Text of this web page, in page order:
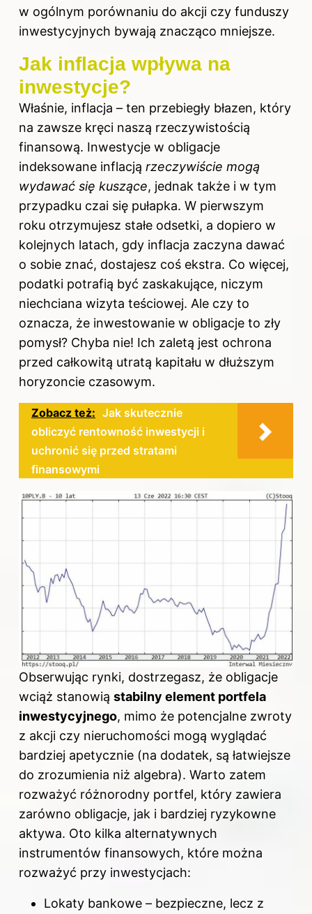
w ogólnym porównaniu do akcji czy funduszy
inwestycyjnych bywają znacząco mniejsze.
Jak inflacja wpływa na
inwestycje?
Właśnie, inflacja – ten przebiegły błazen, który
na zawsze kręci naszą rzeczywistością
finansową. Inwestycje w obligacje
indeksowane inflacją rzeczywiście mogą
wydawać się kuszące, jednak także i w tym
przypadku czai się pułapka. W pierwszym
roku otrzymujesz stałe odsetki, a dopiero w
kolejnych latach, gdy inflacja zaczyna dawać
o sobie znać, dostajesz coś ekstra. Co więcej,
podatki potrafią być zaskakujące, niczym
niechciana wizyta teściowej. Ale czy to
oznacza, że inwestowanie w obligacje to zły
pomysł? Chyba nie! Ich zaletą jest ochrona
przed całkowitą utratą kapitału w dłuższym
horyzoncie czasowym.
Zobacz też: Jak skutecznie
obliczyć rentowność inwestycji i
uchronić się przed stratami
finansowymi
Obserwując rynki, dostrzegasz, że obligacje
wciąż stanowią stabilny element portfela
inwestycyjnego, mimo że potencjalne zwroty
z akcji czy nieruchomości mogą wyglądać
bardziej apetycznie (na dodatek, są łatwiejsze
do zrozumienia niż algebra). Warto zatem
rozważyć różnorodny portfel, który zawiera
zarówno obligacje, jak i bardziej ryzykowne
aktywa. Oto kilka alternatywnych
instrumentów finansowych, które można
rozważyć przy inwestycjach:
Lokaty bankowe – bezpieczne, lecz z